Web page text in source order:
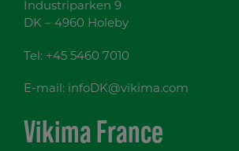
Industriparken 9
DK – 4960 Holeby
Tel: +45 5460 7010
E-mail: infoDK@vikima.com
Vikima France